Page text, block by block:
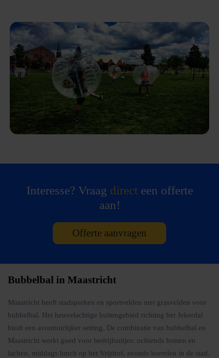
Interesse? Vraag directeen offerte
aan!
Offerte aanvragen
Bubbelbal in Maastricht
Maastricht heeft stadsparken en sportvelden met grasvelden voor
bubbelbal. Het heuvelachtige buitengebied richting het Jekerdal
biedt een avontuurlijker setting. De combinatie van bubbelbal en
Maastricht werkt goed voor bedrijfsuitjes: ochtends botsen en
lachen, middags lunch op het Vrijthof, avonds borrelen in de stad.